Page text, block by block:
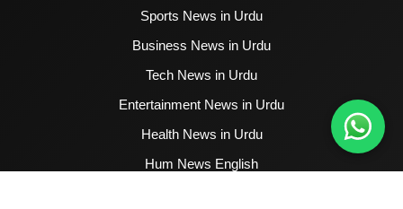
Sports News in Urdu
Business News in Urdu
Tech News in Urdu
Entertainment News in Urdu
Health News in Urdu
Hum News English